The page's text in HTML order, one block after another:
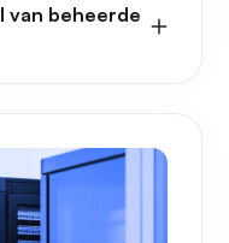
van beheerde